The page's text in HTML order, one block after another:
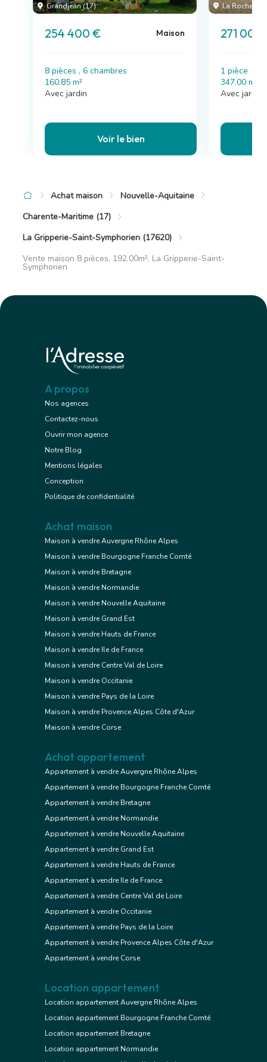
Grandjean (17)
254 400 € Maison
8 pièces , 6 chambres
160.85 m²
Avec jardin
Voir le bien
La Rochelle
271 000
1 pièce
347.00 m²
Avec
Achat maison
Nouvelle-Aquitaine
Charente-Maritime (17)
La Gripperie-Saint-Symphorien (17620)
Vente maison 8 pièces, 192.00m², La Gripperie-Saint-
Symphorien
A propos
Nos agences
Contactez-nous
Ouvrir mon agence
Notre Blog
Mentions légales
Conception
Politique de confidentialité
Achat maison
Maison à vendre Auvergne Rhône Alpes
Maison à vendre Bourgogne Franche Comté
Maison à vendre Bretagne
Maison à vendre Normandie
Maison à vendre Nouvelle Aquitaine
Maison à vendre Grand Est
Maison à vendre Hauts de France
Maison à vendre Ile de France
Maison à vendre Centre Val de Loire
Maison à vendre Occitanie
Maison à vendre Pays de la Loire
Maison à vendre Provence Alpes Côte d'Azur
Maison à vendre Corse
Achat appartement
Appartement à vendre Auvergne Rhône Alpes
Appartement à vendre Bourgogne Franche Comté
Appartement à vendre Bretagne
Appartement à vendre Normandie
Appartement à vendre Nouvelle Aquitaine
Appartement à vendre Grand Est
Appartement à vendre Hauts de France
Appartement à vendre Ile de France
Appartement à vendre Centre Val de Loire
Appartement à vendre Occitanie
Appartement à vendre Pays de la Loire
Appartement à vendre Provence Alpes Côte d'Azur
Appartement à vendre Corse
Location appartement
Location appartement Auvergne Rhône Alpes
Location appartement Bourgogne Franche Comté
Location appartement Bretagne
Location appartement Normandie